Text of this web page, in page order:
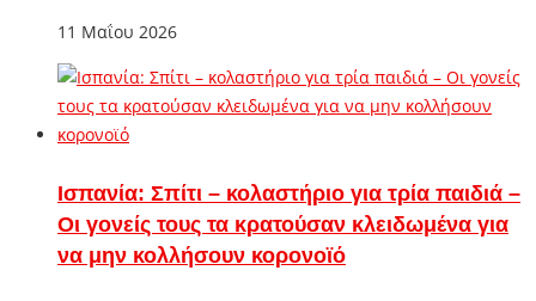
11 Μαΐου 2026
Ισπανία: Σπίτι – κολαστήριο για τρία παιδιά –
Οι γονείς τους τα κρατούσαν κλειδωμένα για
να μην κολλήσουν κορονοϊό